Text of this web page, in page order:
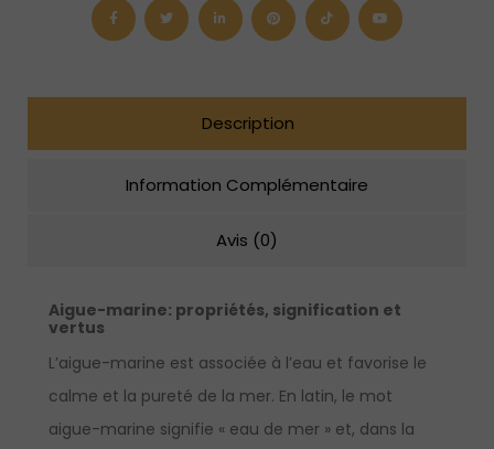
Description
Information Complémentaire
Avis (0)
Aigue-marine: propriétés, signification et
vertus
L’aigue-marine est associée à l’eau et favorise le
calme et la pureté de la mer. En latin, le mot
aigue-marine signifie « eau de mer » et, dans la